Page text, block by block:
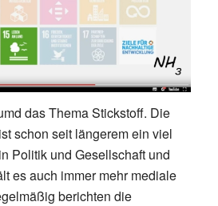
das Thema Stickstoff. Die
schon seit längerem ein viel
Politik und Gesellschaft und
es auch immer mehr mediale
berichten die